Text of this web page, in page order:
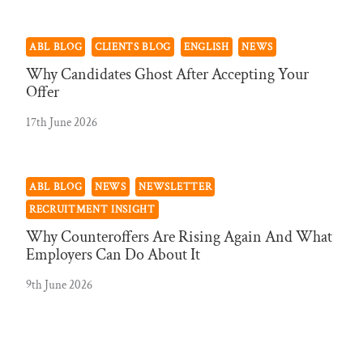
ABL BLOG CLIENTS BLOG ENGLISH NEWS
Why Candidates Ghost After Accepting Your
Offer
17th June 2026
ABL BLOG NEWS
NEWSLETTER
RECRUITMENT INSIGHT
Why Counteroffers Are Rising Again And What
Employers Can Do About It
9th June 2026